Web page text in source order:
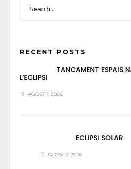
RECENT POSTS
TANCAMENT ESPAIS
L’ECLIPSI
AGOST 7, 2026
ECLIPSI SOLAR
AGOST 7, 2026